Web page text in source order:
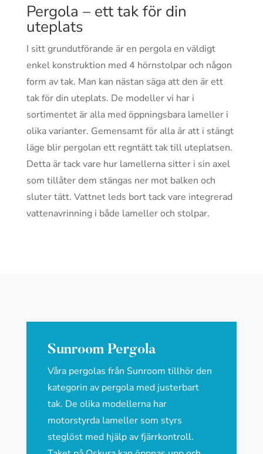
Pergola – ett tak för din
uteplats
I sitt grundutförande är en pergola en väldigt
enkel konstruktion med 4 hörnstolpar och någon
form av tak. Man kan nästan säga att den är ett
tak för din uteplats. De modeller vi har i
sortimentet är alla med öppningsbara lameller i
olika varianter. Gemensamt för alla är att i stängt
läge blir pergolan ett regntätt tak till uteplatsen.
Detta är tack vare hur lamellerna sitter i sin axel
som tillåter dem stängas ner mot balken och
sluter tätt. Vattnet leds bort tack vare integrerad
vattenavrinning i både lameller och stolpar.
Sunroom Pergola
Våra pergolas från Sunroom tillhör den
kategorin av pergola med justerbart
tak. De olika modellerna har
motorstyrda lameller som styrs
steglöst med hjälp av fjärrkontroll.